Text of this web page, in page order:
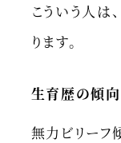
こういう人は、
ります。
生育歴の傾向
無力ビリーフ